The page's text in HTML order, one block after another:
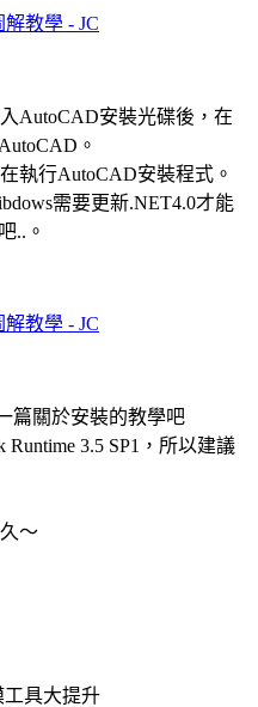
教學 - JC
AutoCAD安裝光碟後，在
。
執行AutoCAD安裝程式。
需要更新.NET4.0才能
..。
教學 - JC
篇關於安裝的教學吧
3.5 SP1，所以建議
～
具大提升